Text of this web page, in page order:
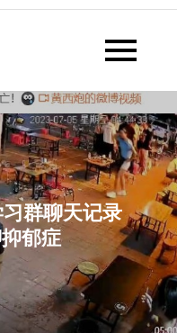
懂懂日记网每天同步更新懂懂学
群聊天记录
郁症